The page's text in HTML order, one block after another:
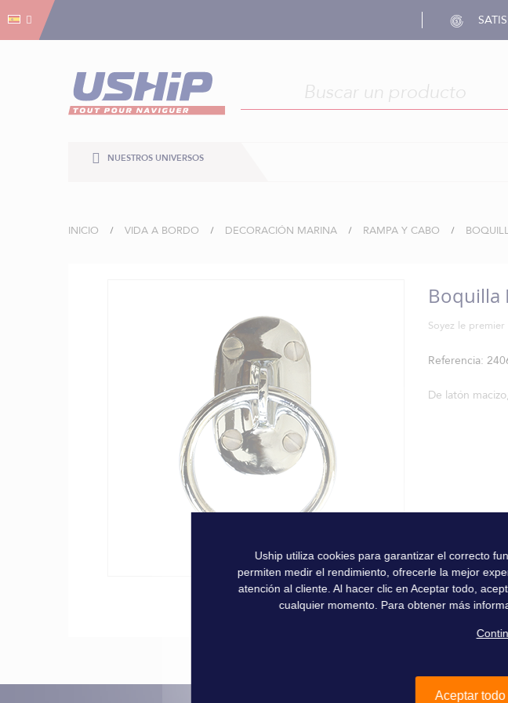
NUESTROS UNIVERSOS
INICIO VIDA A BORDO DECORACIÓN MARINA RAMPA Y CABO
Boquilla
Soyez le
Referencia
De latón
Gestión de cookies
Uship utiliza cookies para garantizar el correcto
permiten medir el rendimiento, ofrecerle la mejor
atención al cliente. Al hacer clic en Aceptar todo,
cualquier momento. Para obtener más
Aceptar todo
Gestión de cookies